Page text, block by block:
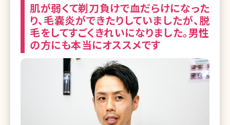
肌が弱くて剃刀負けで血だらけになった
り、毛嚢炎ができたりしていましたが、脱
毛をしてすごくきれいになりました。男性
の方にも本当にオススメです